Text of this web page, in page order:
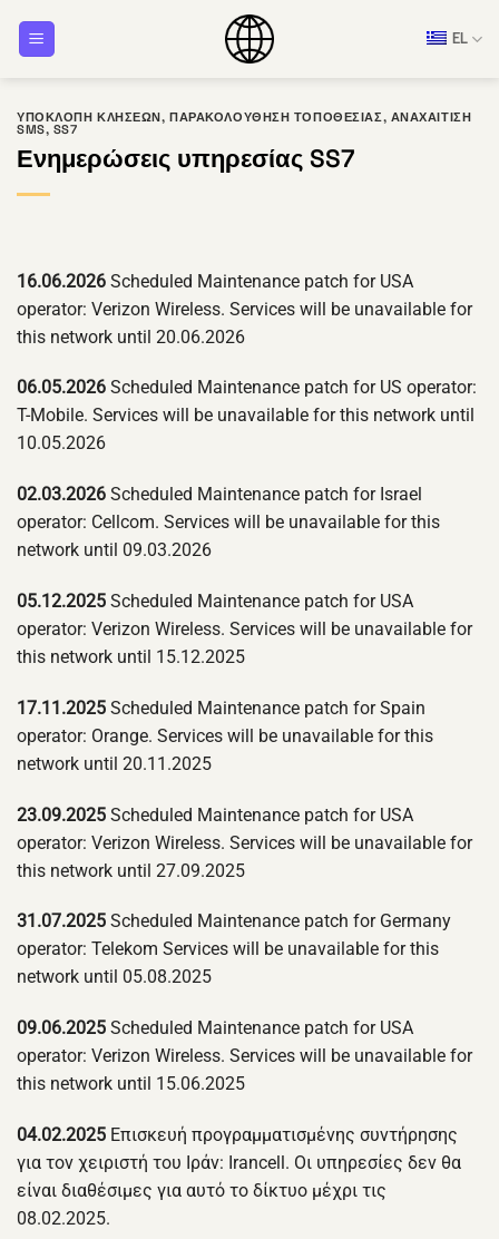
EL
ΥΠΟΚΛΟΠΉ ΚΛΉΣΕΩΝ,ΠΑΡΑΚΟΛΟΎΘΗΣΗ ΤΟΠΟΘΕΣΊΑΣ, ΑΝΑΧΑΊΤΙΣΗ
SMS, SS7
Ενημερώσεις υπηρεσίας SS7
16.06.2026 Scheduled Maintenance patch for USA
operator: Verizon Wireless. Services will be unavailable for
this network until 20.06.2026
06.05.2026 Scheduled Maintenance patch for US operator:
T-Mobile. Services will be unavailable for this network until
10.05.2026
02.03.2026 Scheduled Maintenance patch for Israel
operator: Cellcom. Services will be unavailable for this
network until 09.03.2026
05.12.2025 Scheduled Maintenance patch for USA
operator: Verizon Wireless. Services will be unavailable for
this network until 15.12.2025
17.11.2025 Scheduled Maintenance patch for Spain
operator: Orange. Services will be unavailable for this
network until 20.11.2025
23.09.2025 Scheduled Maintenance patch for USA
operator: Verizon Wireless. Services will be unavailable for
this network until 27.09.2025
31.07.2025 Scheduled Maintenance patch for Germany
operator: Telekom Services will be unavailable for this
network until 05.08.2025
09.06.2025 Scheduled Maintenance patch for USA
operator: Verizon Wireless. Services will be unavailable for
this network until 15.06.2025
04.02.2025 Επισκευή προγραμματισμένης συντήρησης
για τον χειριστή του Ιράν: Irancell. Οι υπηρεσίες δεν θα
είναι διαθέσιμες για αυτό το δίκτυο μέχρι τις
08.02.2025.